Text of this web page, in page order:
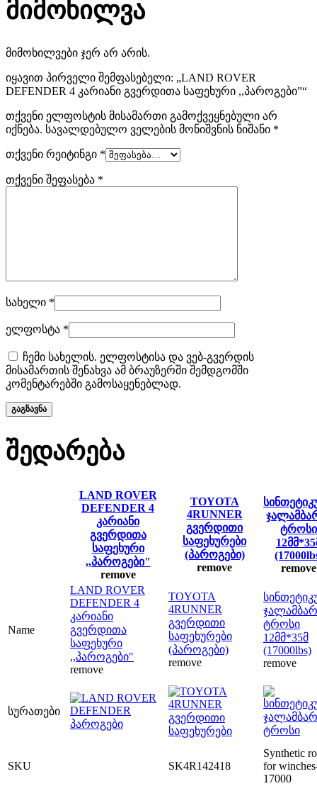
მიმოხილვა
მიმოხილვები ჯერ არ არის.
იყავით პირველი შემფასებელი: „LAND ROVER
DEFENDER 4 კარიანი გვერდითა საფეხური ,,პაროგები”“
თქვენი ელფოსტის მისამართი გამოქვეყნებული არ
იქნება. სავალდებულო ველების მონიშვნის ნიშანი *
თქვენი რეიტინგი *
თქვენი შეფასება *
სახელი *
ელფოსტა *
ჩემი სახელის. ელფოსტისა და ვებ-გვერდის
მისამართის შენახვა ამ ბრაუზერში შემდგომში
კომენტარებში გამოსაყენებლად.
შედარება
LAND ROVER
DEFENDER 4
კარიანი
გვერდითა
საფეხური
,,პაროგები"
remove
TOYOTA
4RUNNER
გვერდითი
საფეხურები
(პაროგები)
remove
ტროსი
remove
Name
LAND ROVER
DEFENDER 4
კარიანი
გვერდითა
საფეხური
,,პაროგები"
remove
TOYOTA
4RUNNER
გვერდითი
საფეხურები
(პაროგები)
remove
ტროსი
12მმ*35მ
(17000lbs)
remove
სურათები
SKU SK4R142418
Synthetic
for
17000